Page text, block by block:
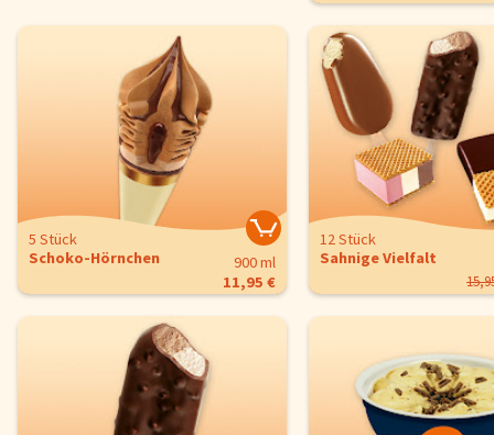
5 Stück
Schoko-Hörnchen
900 ml
11,95 €
12 Stück
Sahnige Vielfalt